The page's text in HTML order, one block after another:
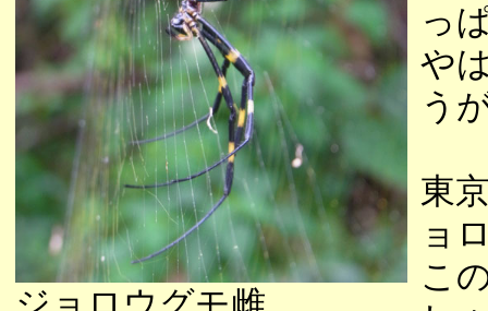
っ
や
う
東
ョ
こ